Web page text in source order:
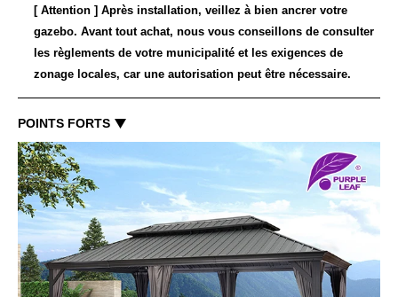
[ Attention ] Après installation, veillez à bien ancrer votre
gazebo. Avant tout achat, nous vous conseillons de consulter
les règlements de votre municipalité et les exigences de
zonage locales, car une autorisation peut être nécessaire.
POINTS FORTS